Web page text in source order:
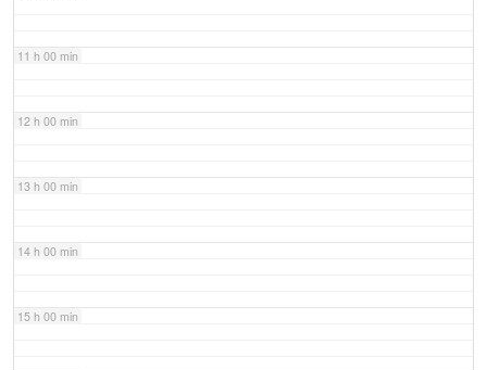
11 h 00 min
12 h 00 min
13 h 00 min
14 h 00 min
15 h 00 min